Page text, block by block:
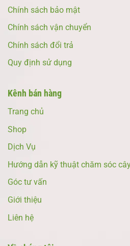
Chính sách bảo mật
Chính sách vận chuyển
Chính sách đổi trả
Quy định sử dụng
Kênh bán hàng
Trang chủ
Shop
Dịch Vụ
Hướng dẫn kỹ thuật chăm sóc
Góc tư vấn
Giới thiệu
Liên hệ